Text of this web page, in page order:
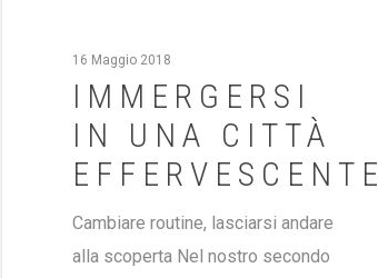
16 Maggio 2018
IMMERGERSI
IN UNA CITTÀ
EFFERVESCENTE
Cambiare routine, lasciarsi andare
alla scoperta Nel nostro secondo